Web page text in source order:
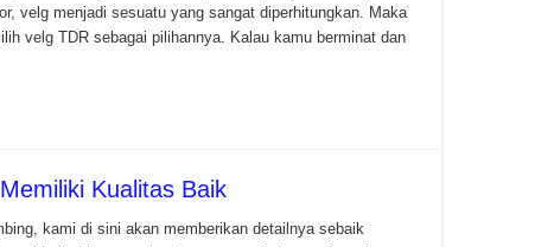
velg menjadi sesuatu yang sangat diperhitungkan. Maka
velg TDR sebagai pilihannya. Kalau kamu berminat dan
Kualitas Baik
kami di sini akan memberikan detailnya sebaik